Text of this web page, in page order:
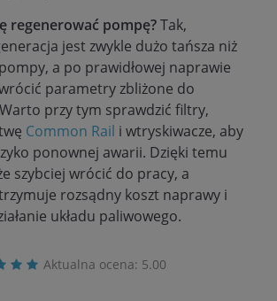
regenerować pompę?Tak,
jest zwykle dużo tańsza niż
a po prawidłowej naprawie
parametry zbliżone do
przy tym sprawdzić filtry,
Common Rail i wtryskiwacze, aby
ponownej awarii. Dzięki temu
szybciej wrócić do pracy, a
rozsądny koszt naprawy i
układu paliwowego.
Aktualna ocena: 5.00